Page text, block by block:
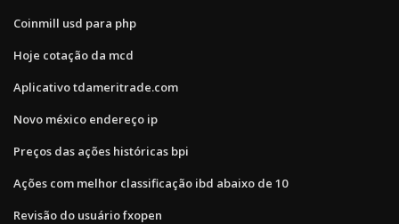
Coinmill usd para php
Hoje cotação da mcd
Aplicativo tdameritrade.com
Novo méxico endereço ip
Preços das ações históricas bpi
Ações com melhor classificação ibd abaixo de 10
Revisão do usuário fxopen